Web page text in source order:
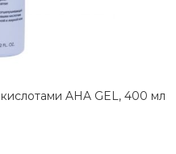
AHA GEL, 400 мл